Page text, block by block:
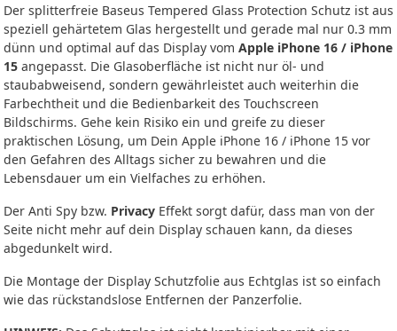
Der splitterfreie Baseus Tempered Glass Protection Schutz ist aus
speziell gehärtetem Glas hergestellt und gerade mal nur 0.3 mm
dünn und optimal auf das Display vom Apple iPhone 16 / iPhone
15 angepasst. Die Glasoberfläche ist nicht nur öl- und
staubabweisend, sondern gewährleistet auch weiterhin die
Farbechtheit und die Bedienbarkeit des Touchscreen
Bildschirms. Gehe kein Risiko ein und greife zu dieser
praktischen Lösung, um Dein Apple iPhone 16 / iPhone 15 vor
den Gefahren des Alltags sicher zu bewahren und die
Lebensdauer um ein Vielfaches zu erhöhen.
Der Anti Spy bzw. Privacy Effekt sorgt dafür, dass man von der
Seite nicht mehr auf dein Display schauen kann, da dieses
abgedunkelt wird.
Die Montage der Display Schutzfolie aus Echtglas ist so einfach
wie das rückstandslose Entfernen der Panzerfolie.